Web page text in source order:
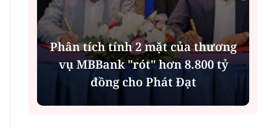
Phân tích tính 2 mặt của thương
vụ MBBank "rót" hơn 8.800 tỷ
đồng cho Phát Đạt